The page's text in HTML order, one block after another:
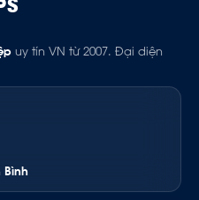
uy tín VN từ 2007. Đại diện
Bình